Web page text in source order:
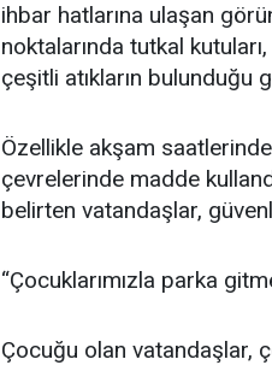
ihbar hatlarına ulaşan
noktalarında tutkal
çeşitli atıkların bulunduğu
Özellikle akşam
çevrelerinde madde
belirten vatandaşlar,
“Çocuklarımızla parka
Çocuğu olan vatandaşlar,